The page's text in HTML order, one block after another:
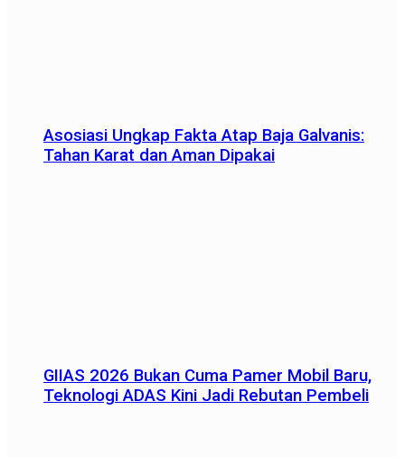
Asosiasi Ungkap Fakta Atap Baja Galvanis:
Tahan Karat dan Aman Dipakai
GIIAS 2026 Bukan Cuma Pamer Mobil Baru,
Teknologi ADAS Kini Jadi Rebutan Pembeli